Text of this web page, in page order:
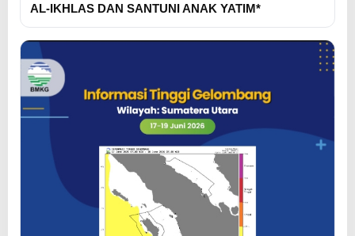
AL-IKHLAS DAN SANTUNI ANAK YATIM*